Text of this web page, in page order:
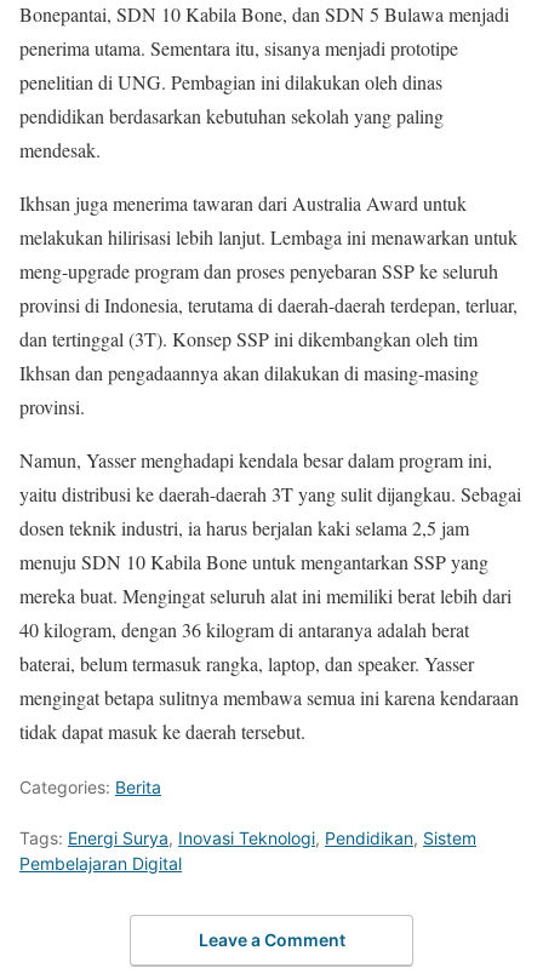
Bonepantai, SDN 10 Kabila Bone, dan SDN 5 Bulawa menjadi
penerima utama. Sementara itu, sisanya menjadi prototipe
penelitian di UNG. Pembagian ini dilakukan oleh dinas
pendidikan berdasarkan kebutuhan sekolah yang paling
mendesak.
Ikhsan juga menerima tawaran dari Australia Award untuk
melakukan hilirisasi lebih lanjut. Lembaga ini menawarkan untuk
meng-upgrade program dan proses penyebaran SSP ke seluruh
provinsi di Indonesia, terutama di daerah-daerah terdepan, terluar,
dan tertinggal (3T). Konsep SSP ini dikembangkan oleh tim
Ikhsan dan pengadaannya akan dilakukan di masing-masing
provinsi.
Namun, Yasser menghadapi kendala besar dalam program ini,
yaitu distribusi ke daerah-daerah 3T yang sulit dijangkau. Sebagai
dosen teknik industri, ia harus berjalan kaki selama 2,5 jam
menuju SDN 10 Kabila Bone untuk mengantarkan SSP yang
mereka buat. Mengingat seluruh alat ini memiliki berat lebih dari
40 kilogram, dengan 36 kilogram di antaranya adalah berat
baterai, belum termasuk rangka, laptop, dan speaker. Yasser
mengingat betapa sulitnya membawa semua ini karena kendaraan
tidak dapat masuk ke daerah tersebut.
Categories: Berita
Tags: Energi Surya, Inovasi Teknologi, Pendidikan, Sistem
Pembelajaran Digital
Leave a Comment